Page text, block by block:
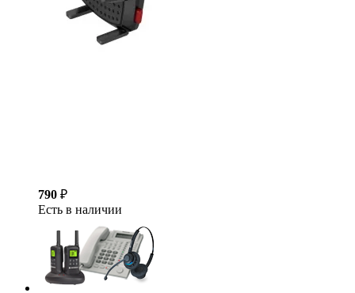
790 ₽
Есть в наличии